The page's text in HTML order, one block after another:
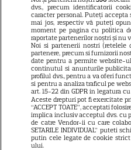
18
Ce
27
2 pe
dvs., precum identificatorii
caracter personal. Puteți
mai jos, respectiv vă puteți
moment pe pagina cu politica
raportate partenerilor noștri și nu
Noi si partenerii nostri (retelele
partenere, precum si furnizorii
date pentru a permite website-
continutul si anunturile
profilul dvs., pentru a va oferi
si pentru a analiza traficul pe
art. 15-22 din GDPR in legatura
Aceste drepturi pot fi exercitate
“ACCEPT TOATE”, acceptati
implica inclusiv acceptul dvs. cu
de catre Vendor-ii cu care
SETARILE INDIVIDUAL” puteti
putin cele legate de cookie
ului.